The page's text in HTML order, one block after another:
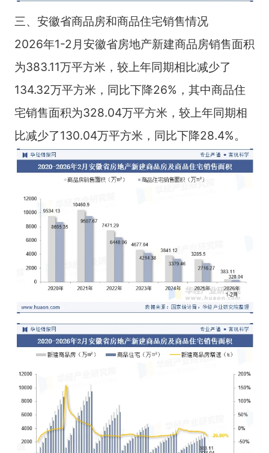
三、安徽省商品房和商品住宅销售情况
2026年1-2月安徽省房地产新建商品房销售面积
为383.11万平方米，较上年同期相比减少了
134.32万平方米，同比下降26%，其中商品住
宅销售面积为328.04万平方米，较上年同期相
比减少了130.04万平方米，同比下降28.4%。